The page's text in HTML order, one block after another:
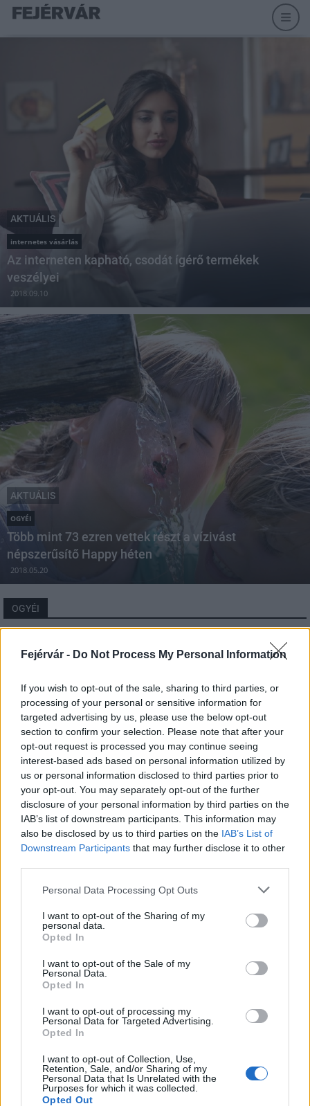
Fejérvár - Do Not Process My Personal Information
If you wish to opt-out of the sale, sharing to third parties, or
processing of your personal or sensitive information for
targeted advertising by us, please use the below opt-out
section to confirm your selection. Please note that after your
opt-out request is processed you may continue seeing
interest-based ads based on personal information utilized by
us or personal information disclosed to third parties prior to
your opt-out. You may separately opt-out of the further
disclosure of your personal information by third parties on the
IAB’s list of downstream participants. This information may
also be disclosed by us to third parties on the IAB’s List of
Downstream Participants that may further disclose it to other
Please note that this website/app uses one or more Google
not limited to your visit or usage behaviour. You may click to
grant or deny consent to Google and its third-party tags to
use your data for below specified purposes in below Google
consent section.
Personal Data Processing Opt Outs
I want to opt-out of the Sharing of my
personal data.
Opted In
I want to opt-out of the Sale of my
Personal Data.
Opted In
I want to opt-out of processing my
Personal Data for Targeted Advertising.
Opted In
I want to opt-out of Collection, Use,
Retention, Sale, and/or Sharing of my
Personal Data that Is Unrelated with the
Purposes for which it was collected.
Opted Out
AKTUÁLIS
internetes vásárlás
Az interneten kapható, csodát ígérő termékek
veszélyei
2018.09.10
AKTUÁLIS
OGYÉI
Több mint 73 ezren vettek részt a vízivást
népszerűsítő Happy héten
2018.05.20
OGYÉI
Név
E-mail cím
Feliratkozom a hírlevélre és elfogadom azadatvédelmi
szabályzatot!
FELIRATKOZÁS
Aktuális
árnyékában?